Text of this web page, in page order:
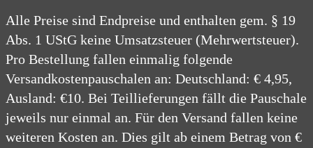
Alle Preise sind Endpreise und enthalten gem. § 19
Abs. 1 UStG keine Umsatzsteuer (Mehrwertsteuer).
Pro Bestellung fallen einmalig folgende
Versandkostenpauschalen an: Deutschland: € 4,95,
Ausland: €10. Bei Teillieferungen fällt die Pauschale
jeweils nur einmal an. Für den Versand fallen keine
weiteren Kosten an. Dies gilt ab einem Betrag von €